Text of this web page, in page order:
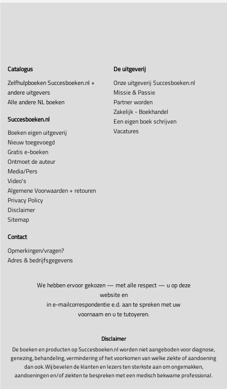
Catalogus
Zelfhulpboeken Succesboeken.nl +
andere uitgevers
Alle andere NL boeken
Succesboeken.nl
Boeken eigen uitgeverij
Nieuw toegevoegd
Gratis e-boeken
Ontmoet de auteur
Media/Pers
Video's
Algemene Voorwaarden + retouren
Privacy Policy
Disclaimer
Sitemap
De uitgeverij
Onze uitgeverij Succesboeken.nl
Missie & Passie
Partner worden
Zakelijk - Boekhandel
Een eigen boek schrijven
Vacatures
Contact
Opmerkingen/vragen?
Adres & bedrijfsgegevens
We hebben ervoor gekozen — met alle respect — u op deze
website en
in e-mailcorrespondentie e.d. aan te spreken met uw
voornaam en u te tutoyeren.
Disclaimer
De boeken en producten op Succesboeken.nl worden niet aangeboden voor diagnose,
genezing, behandeling, vermindering of het voorkomen van welke ziekte of aandoening
dan ook. Wij bevelen de klanten en lezers ten sterkste aan om ongemakken,
aandoeningen en/of ziekten te bespreken met een medisch bekwame professional.